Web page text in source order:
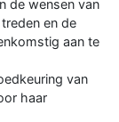
de wensen van
en de
aan te
van
haar